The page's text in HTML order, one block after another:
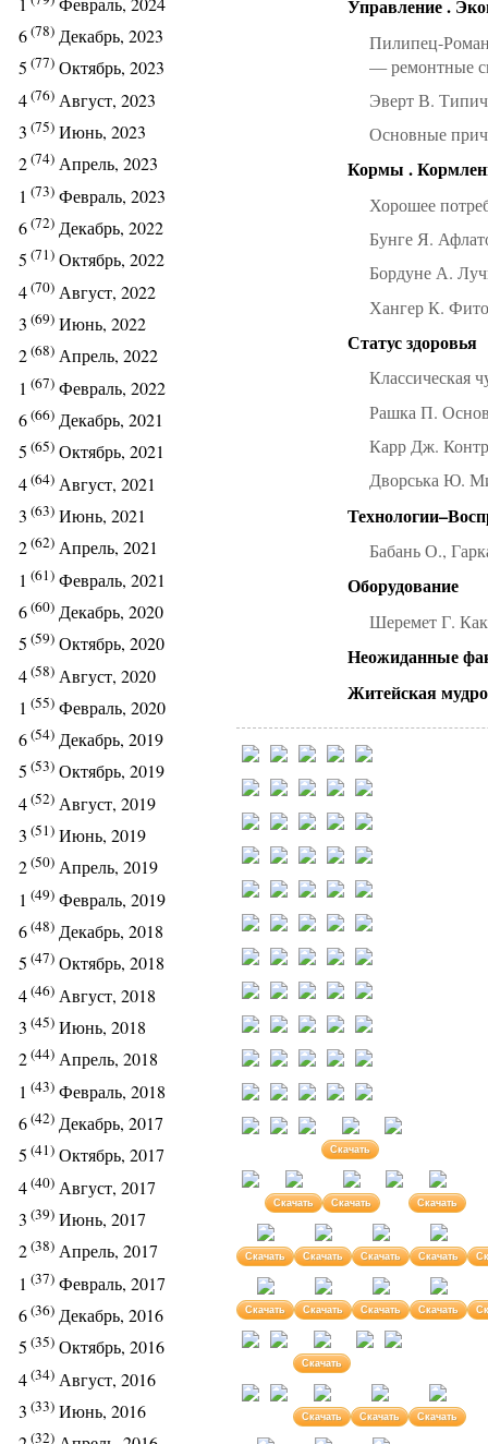
6(78) Декабрь, 2023
5 (77) Октябрь, 2023
4(76) Август, 2023
3 (75) Июнь, 2023
2(74) Апрель, 2023
1 (73) Февраль, 2023
6(72) Декабрь, 2022
5 (71) Октябрь, 2022
4(70) Август, 2022
3 (69) Июнь, 2022
2(68) Апрель, 2022
1 (67) Февраль, 2022
6(66) Декабрь, 2021
5 (65) Октябрь, 2021
4(64) Август, 2021
3 (63) Июнь, 2021
2(62) Апрель, 2021
1 (61) Февраль, 2021
6(60) Декабрь, 2020
5 (59) Октябрь, 2020
4(58) Август, 2020
1 (55) Февраль, 2020
6(54) Декабрь, 2019
5 (53) Октябрь, 2019
4(52) Август, 2019
3 (51) Июнь, 2019
2(50) Апрель, 2019
1 (49) Февраль, 2019
6(48) Декабрь, 2018
5 (47) Октябрь, 2018
4(46) Август, 2018
3 (45) Июнь, 2018
2(44) Апрель, 2018
1 (43) Февраль, 2018
6(42) Декабрь, 2017
5 (41) Октябрь, 2017
4(40) Август, 2017
3 (39) Июнь, 2017
2(38) Апрель, 2017
1 (37) Февраль, 2017
6(36) Декабрь, 2016
5 (35) Октябрь, 2016
4(34) Август, 2016
3 (33) Июнь, 2016
(32)
Управление .
Пилипец-
— ремонтные
Эверт В.
Основные
Кормы .
Хорошее
Бунге Я.
Бордуне А.
Хангер К.
Статус здоровья
Классическая
Рашка П.
Карр Дж.
Дворська Ю.
Бабань О.,
Оборудование
Шеремет Г.
Неожиданные
Житейская
Скачать
Скачать Скачать Скачать
Скачать Скачать Скачать Скачать
Скачать Скачать Скачать Скачать
Скачать
Скачать Скачать Скачать